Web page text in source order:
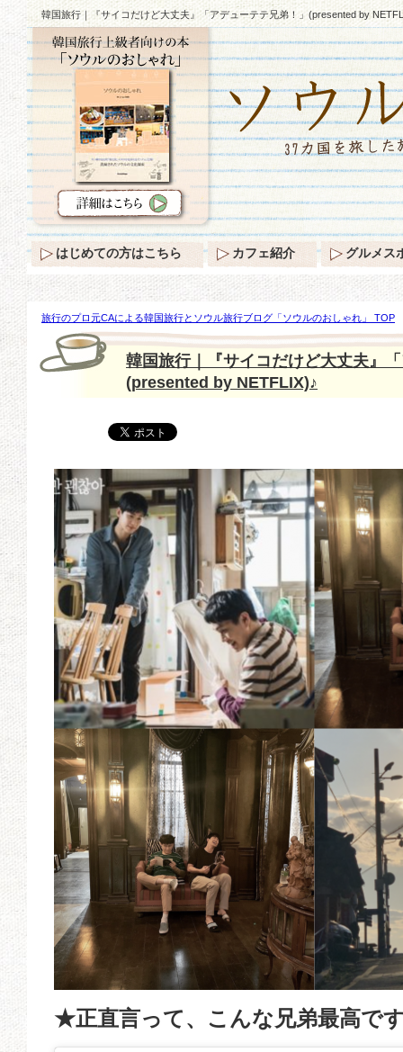
韓国旅行｜『サイコだけど大丈夫』「アデューテテ兄弟！」(presented by
旅行のプロ元CAによる韓国旅行とソウル旅行ブログ「ソウルのおしゃれ」 TOP
『サイコだけど大丈夫』「アデューテテ兄弟！」(presented by NETFLIX)♪
韓国旅行｜『サイコだけど大丈夫』
(presented by NETFLIX)♪
★正直言って、こんな兄弟最高で
はじめての方はこちら カフェ紹介 グルメス